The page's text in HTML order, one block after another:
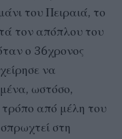
του Πειραιά, το
τον απόπλου του
ο 36χρονος
να
ωστόσο,
τρόπο από μέλη του
στη